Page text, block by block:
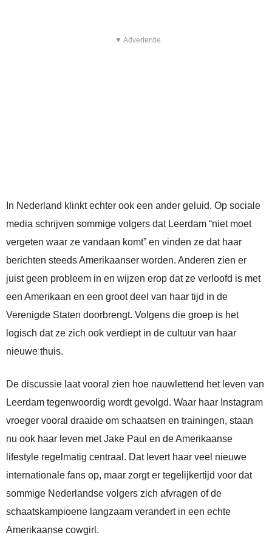
▼ Advertentie
In Nederland klinkt echter ook een ander geluid. Op sociale
media schrijven sommige volgers dat Leerdam “niet moet
vergeten waar ze vandaan komt” en vinden ze dat haar
berichten steeds Amerikaanser worden. Anderen zien er
juist geen probleem in en wijzen erop dat ze verloofd is met
een Amerikaan en een groot deel van haar tijd in de
Verenigde Staten doorbrengt. Volgens die groep is het
logisch dat ze zich ook verdiept in de cultuur van haar
nieuwe thuis.
De discussie laat vooral zien hoe nauwlettend het leven van
Leerdam tegenwoordig wordt gevolgd. Waar haar Instagram
vroeger vooral draaide om schaatsen en trainingen, staan
nu ook haar leven met Jake Paul en de Amerikaanse
lifestyle regelmatig centraal. Dat levert haar veel nieuwe
internationale fans op, maar zorgt er tegelijkertijd voor dat
sommige Nederlandse volgers zich afvragen of de
schaatskampioene langzaam verandert in een echte
Amerikaanse cowgirl.